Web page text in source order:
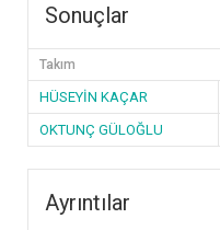
Sonuçlar
Takım
HÜSEYİN KAÇAR
OKTUNÇ GÜLOĞLU
Ayrıntılar